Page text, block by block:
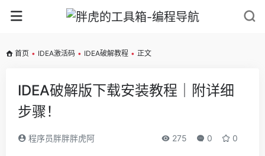
首页 • IDEA激活码 • IDEA破解教程 • 正文
IDEA破解版下载安装教程｜附详细
步骤！
程序员胖胖胖虎阿 275 0 0